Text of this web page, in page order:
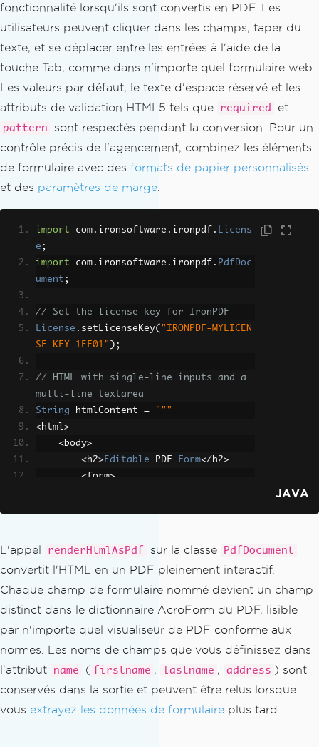
fonctionnalité lorsqu'ils sont convertis en PDF. Les
utilisateurs peuvent cliquer dans les champs, taper du
texte, et se déplacer entre les entrées à l'aide de la
touche Tab, comme dans n'importe quel formulaire web.
Les valeurs par défaut, le texte d'espace réservé et les
attributs de validation HTML5 tels que
required et
pattern
sont respectés pendant la conversion. Pour un
contrôle précis de l'agencement, combinez les éléments
de formulaire avec des formats de papier personnalisés
et des paramètres de marge
import com . ironsoftware . ironpdf . Licens
e ;
import com . ironsoftware . ironpdf . PdfDoc
ument ;
// Set the license key for IronPDF
License . setLicenseKey( "IRONPDF-MYLICEN
SE-KEY-1EF01" );
// HTML with single-line inputs and a
multi-line textarea
String htmlContent =
"""
<html>
<body>
<h2> Editable PDF Form</ h2>
<form>
>
Address: <br> <textarea na
me= 'address' rows='4' cols='50'></ text
</
body >
</ html>
""";
JAVA
L'appel renderHtmlAsPdf sur la classe PdfDocument
convertit l'HTML en un PDF pleinement interactif.
Chaque champ de formulaire nommé devient un champ
distinct dans le dictionnaire AcroForm du PDF, lisible
par n'importe quel visualiseur de PDF conforme aux
normes. Les noms de champs que vous définissez dans
l'attribut
name ( firstname , lastname , address ) sont
conservés dans la sortie et peuvent être relus lorsque
vous extrayez les données de formulaire plus tard.